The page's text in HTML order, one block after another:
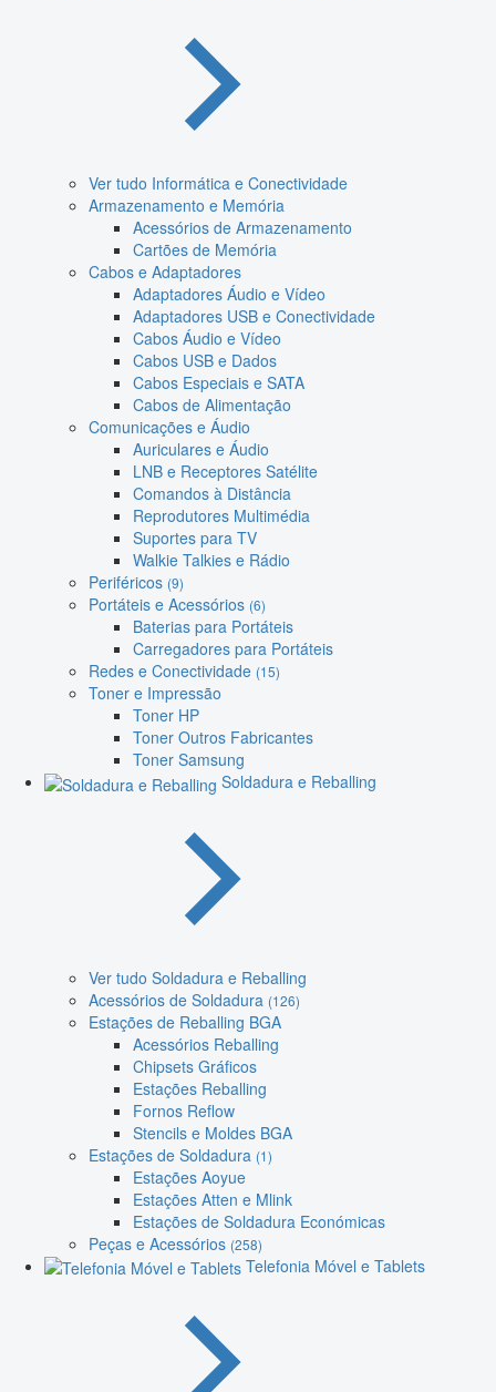
Ver tudo Informática e Conectividade
Armazenamento e Memória
Acessórios de Armazenamento
Cartões de Memória
Cabos e Adaptadores
Adaptadores Áudio e Vídeo
Adaptadores USB e Conectividade
Cabos Áudio e Vídeo
Cabos USB e Dados
Cabos Especiais e SATA
Cabos de Alimentação
Comunicações e Áudio
Auriculares e Áudio
LNB e Receptores Satélite
Comandos à Distância
Reprodutores Multimédia
Suportes para TV
Walkie Talkies e Rádio
Periféricos (9)
Portáteis e Acessórios (6)
Baterias para Portáteis
Carregadores para Portáteis
Redes e Conectividade (15)
Toner e Impressão
Toner HP
Toner Outros Fabricantes
Toner Samsung
Soldadura e Reballing
Ver tudo Soldadura e Reballing
Acessórios de Soldadura (126)
Estações de Reballing BGA
Acessórios Reballing
Chipsets Gráficos
Estações Reballing
Fornos Reflow
Stencils e Moldes BGA
Estações de Soldadura (1)
Estações Aoyue
Estações Atten e Mlink
Estações de Soldadura Económicas
Peças e Acessórios (258)
Telefonia Móvel e Tablets